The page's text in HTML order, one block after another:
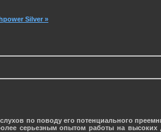
Silver »
по поводу его потенциального
серьезным опытом работы на